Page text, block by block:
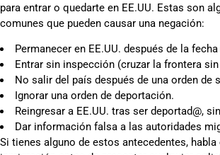
para entrar o quedarte en EE.UU. Estas son
comunes que pueden causar una negación:
Permanecer en EE.UU. después de la
Entrar sin inspección (cruzar la frontera
No salir del país después de una orden de
Ignorar una orden de deportación.
Reingresar a EE.UU. tras ser deportad@,
Dar información falsa a las autoridades
Si tienes alguno de estos antecedentes, habla